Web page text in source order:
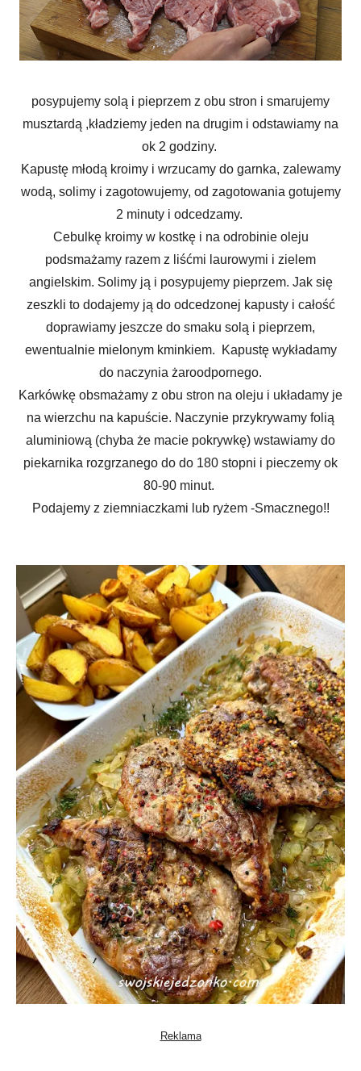
posypujemy solą i pieprzem z obu stron i smarujemy
musztardą ,kładziemy jeden na drugim i odstawiamy na
ok 2 godziny.
Kapustę młodą kroimy i wrzucamy do garnka, zalewamy
wodą, solimy i zagotowujemy, od zagotowania gotujemy
2 minuty i odcedzamy.
Cebulkę kroimy w kostkę i na odrobinie oleju
podsmażamy razem z liśćmi laurowymi i zielem
angielskim. Solimy ją i posypujemy pieprzem. Jak się
zeszkli to dodajemy ją do odcedzonej kapusty i całość
doprawiamy jeszcze do smaku solą i pieprzem,
ewentualnie mielonym kminkiem. Kapustę wykładamy
do naczynia żaroodpornego.
Karkówkę obsmażamy z obu stron na oleju i układamy je
na wierzchu na kapuście. Naczynie przykrywamy folią
aluminiową (chyba że macie pokrywkę) wstawiamy do
piekarnika rozgrzanego do do 180 stopni i pieczemy ok
80-90 minut.
Podajemy z ziemniaczkami lub ryżem -Smacznego!!